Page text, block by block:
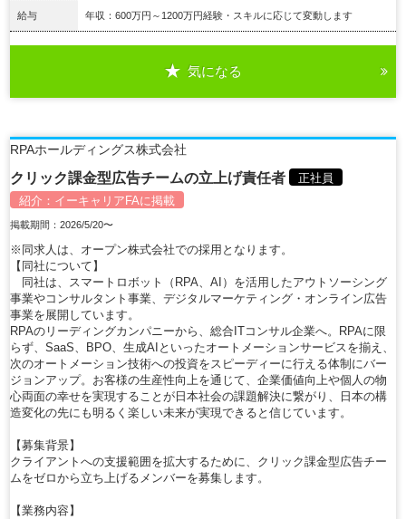
給与 年収：600万円～1200万円経験・スキルに応じて変動します
気になる
RPAホールディングス株式会社
クリック課金型広告チームの立上げ責任者
正社員
紹介： イーキャリアFAに掲載
掲載期間：2026/5/20〜
※同求人は、オープン株式会社での採用となります。
【同社について】
同社は、スマートロボット（RPA、AI）を活用したアウトソーシング
事業やコンサルタント事業、デジタルマーケティング・オンライン広告
事業を展開しています。
RPAのリーディングカンパニーから、総合ITコンサル企業へ。RPAに限
らず、SaaS、BPO、生成AIといったオートメーションサービスを揃え、
次のオートメーション技術への投資をスピーディーに行える体制にバー
ジョンアップ。お客様の生産性向上を通じて、企業価値向上や個人の物
心両面の幸せを実現することが日本社会の課題解決に繋がり、日本の構
造変化の先にも明るく楽しい未来が実現できると信じています。
【募集背景】
クライアントへの支援範囲を拡大するために、クリック課金型広告チー
ムをゼロから立ち上げるメンバーを募集します。
【業務内容】